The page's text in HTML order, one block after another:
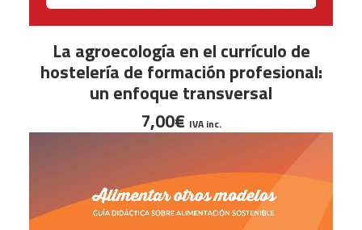
AÑADIR AL CARRITO
La agroecología en el currículo de
hostelería de formación profesional:
un enfoque transversal
7,00€ IVA inc.